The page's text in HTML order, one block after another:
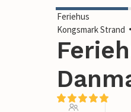
Feriehus
Kongsmark Strand